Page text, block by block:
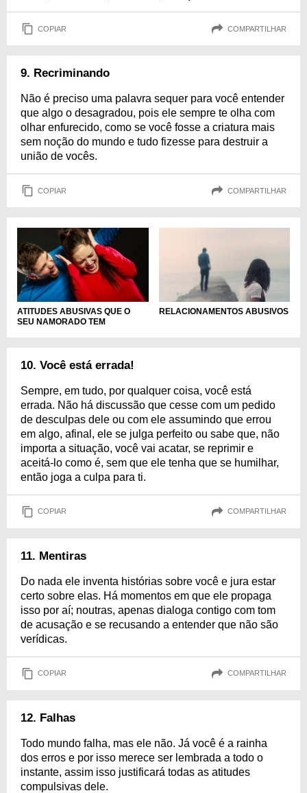
COPIAR COMPARTILHAR
9. Recriminando
Não é preciso uma palavra sequer para você entender
que algo o desagradou, pois ele sempre te olha com
olhar enfurecido, como se você fosse a criatura mais
sem noção do mundo e tudo fizesse para destruir a
união de vocês.
COPIAR COMPARTILHAR
ATITUDES ABUSIVAS QUE O
SEU NAMORADO TEM
RELACIONAMENTOS ABUSIVOS
10. Você está errada!
Sempre, em tudo, por qualquer coisa, você está
errada. Não há discussão que cesse com um pedido
de desculpas dele ou com ele assumindo que errou
em algo, afinal, ele se julga perfeito ou sabe que, não
importa a situação, você vai acatar, se reprimir e
aceitá-lo como é, sem que ele tenha que se humilhar,
então joga a culpa para ti.
COPIAR COMPARTILHAR
11. Mentiras
Do nada ele inventa histórias sobre você e jura estar
certo sobre elas. Há momentos em que ele propaga
isso por aí; noutras, apenas dialoga contigo com tom
de acusação e se recusando a entender que não são
verídicas.
COPIAR COMPARTILHAR
12. Falhas
Todo mundo falha, mas ele não. Já você é a rainha
dos erros e por isso merece ser lembrada a todo o
instante, assim isso justificará todas as atitudes
compulsivas dele.